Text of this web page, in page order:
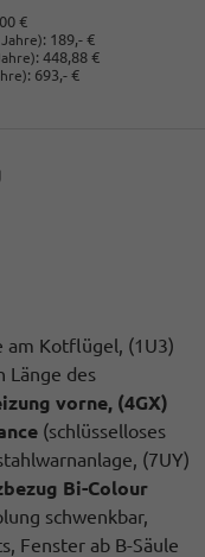
€
: 189,- €
: 448,88 €
: 693,- €
am Kotflügel, (1U3)
Länge des
vorne, (4GX)
(schlüsselloses
(7UY)
Bi-Colour
schwenkbar,
Fenster ab B-Säule